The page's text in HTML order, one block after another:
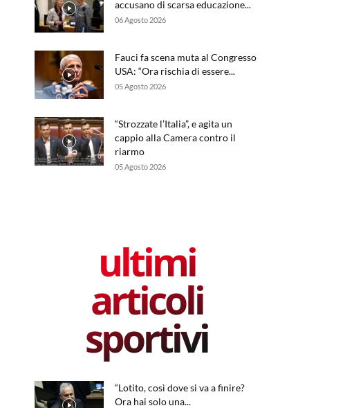
accusano di scarsa educazione...
06 Agosto 2026
Fauci fa scena muta al Congresso
USA: “Ora rischia di essere...
05 Agosto 2026
“Strozzate l’Italia”, e agita un
cappio alla Camera contro il
riarmo
05 Agosto 2026
ultimi
articoli
sportivi
“Lotito, così dove si va a finire?
Ora hai solo una...